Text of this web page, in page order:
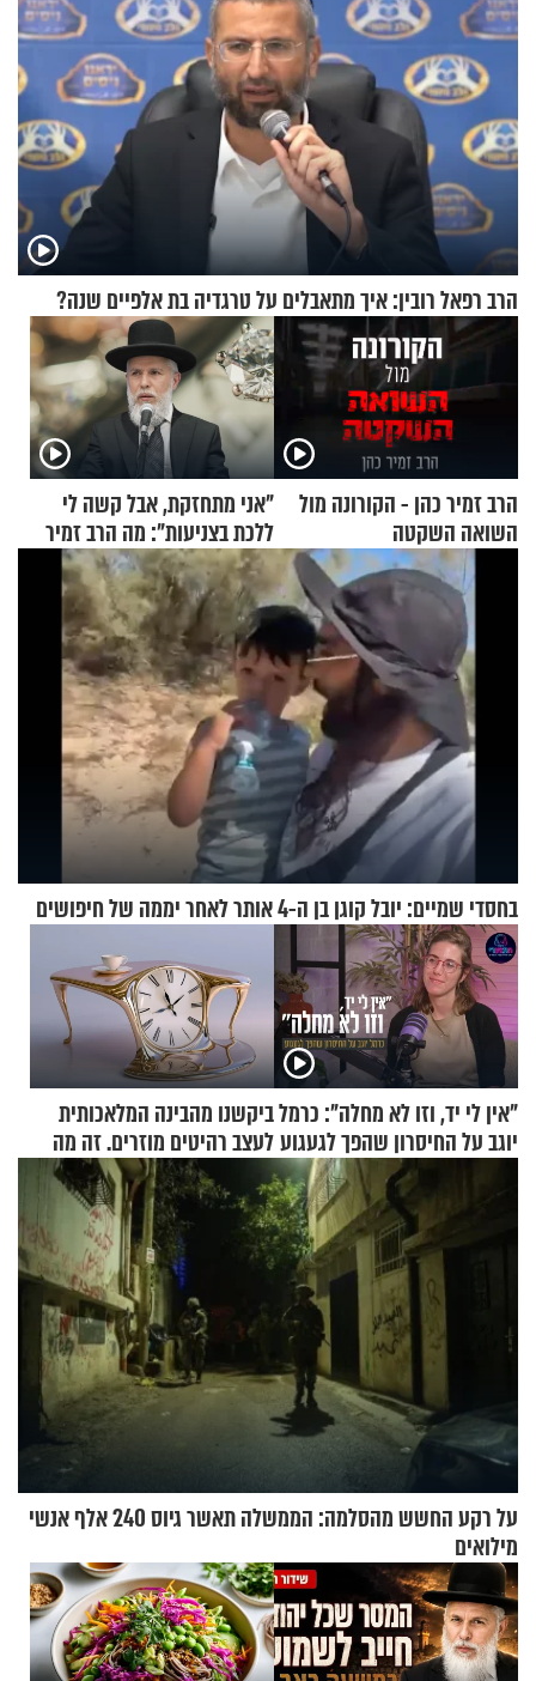
הרב רפאל רובין: איך מתאבלים על טרגדיה בת אלפיים שנה?
הרב זמיר כהן - הקורונה מול
השואה השקטה
"אני מתחזקת, אבל קשה לי
ללכת בצניעות": מה הרב זמיר
כהן המליץ לה לעשות?
בחסדי שמיים: יובל קוגן בן ה-4 אותר לאחר יממה של חיפושים
"אין לי יד, וזו לא מחלה": כרמל
יוגב על החיסרון שהפך לגעגוע
ביקשנו מהבינה המלאכותית
לעצב רהיטים מוזרים. זה מה
שיצא
על רקע החשש מהסלמה: הממשלה תאשר גיוס 240 אלף אנשי
מילואים